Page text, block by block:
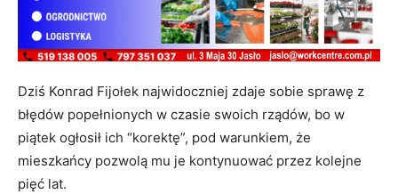
Dziś Konrad Fijołek najwidoczniej zdaje sobie sprawę z
błędów popełnionych w czasie swoich rządów, bo w
piątek ogłosił ich “korektę”, pod warunkiem, że
mieszkańcy pozwolą mu je kontynuować przez kolejne
pięć lat.